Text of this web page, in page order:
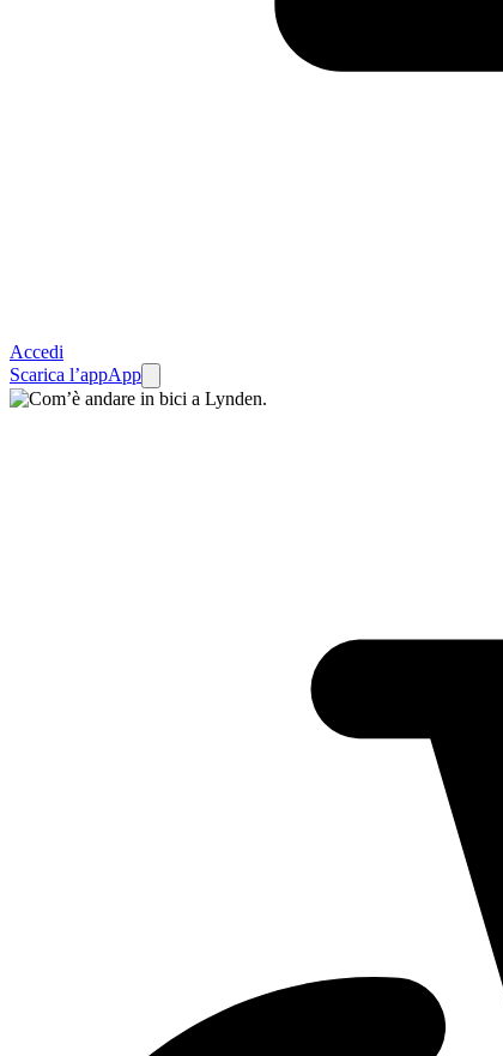
Accedi
Scarica l’appApp